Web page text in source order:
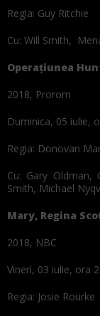
Regia: Guy Ritchie
Cu: Will Smith,
Operațiunea
2018, Prorom
Duminica, 05 iulie,
Regia: Donovan
Cu: Gary Oldman,
Smith, Michael
Mary, Regina
2018, NBC
Vineri, 03 iulie, ora
Regia: Josie Rourke